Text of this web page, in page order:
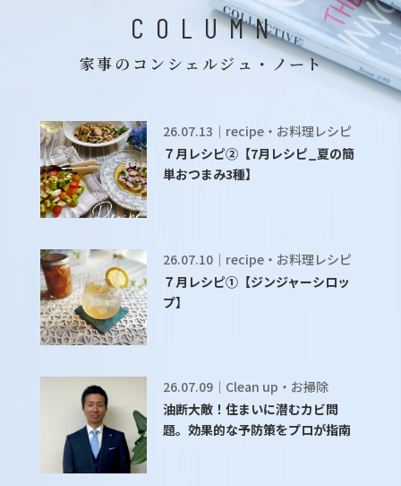
COLUMN
家事のコンシェルジュ・ノート
26.07.13｜recipe・お料理レシピ
７月レシピ②【7月レシピ_夏の簡
単おつまみ3種】
26.07.10｜recipe・お料理レシピ
７月レシピ①【ジンジャーシロッ
プ】
26.07.09｜Clean up・お掃除
油断大敵！住まいに潜むカビ問
題。効果的な予防策をプロが指南